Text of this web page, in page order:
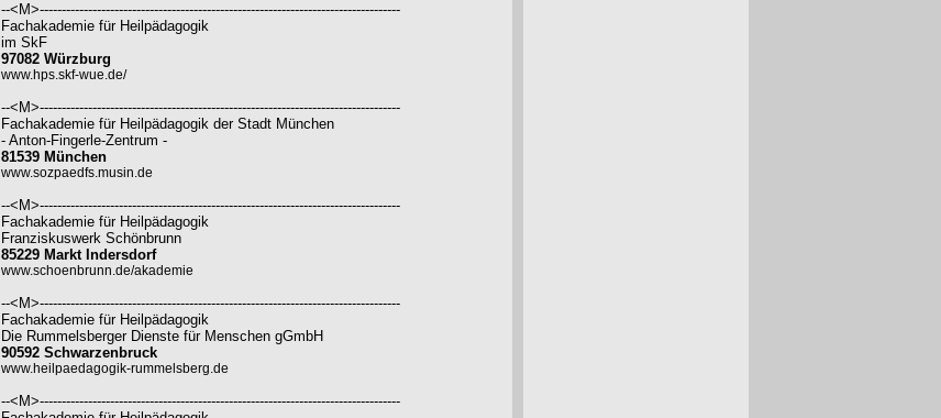
--<M>----------------------------------------------------------------------------------
Fachakademie für Heilpädagogik
im SkF
97082 Würzburg
www.hps.skf-wue.de/
--<M>----------------------------------------------------------------------------------
Fachakademie für Heilpädagogik der Stadt München
- Anton-Fingerle-Zentrum -
81539 München
www.sozpaedfs.musin.de
--<M>----------------------------------------------------------------------------------
Fachakademie für Heilpädagogik
Franziskuswerk Schönbrunn
85229 Markt Indersdorf
www.schoenbrunn.de/akademie
--<M>----------------------------------------------------------------------------------
Fachakademie für Heilpädagogik
Die Rummelsberger Dienste für Menschen gGmbH
90592 Schwarzenbruck
www.heilpaedagogik-rummelsberg.de
--<M>----------------------------------------------------------------------------------